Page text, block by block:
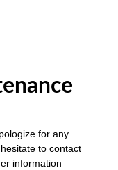
for any
to contact
information